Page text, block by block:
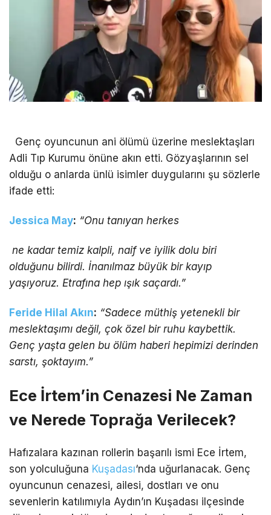
Genç oyuncunun ani ölümü üzerine meslektaşları
Adli Tıp Kurumu önüne akın etti. Gözyaşlarının sel
olduğu o anlarda ünlü isimler duygularını şu sözlerle
ifade etti:
Jessica May: “Onu tanıyan herkes
ne kadar temiz kalpli, naif ve iyilik dolu biri
olduğunu bilirdi. İnanılmaz büyük bir kayıp
yaşıyoruz. Etrafına hep ışık saçardı.”
Feride Hilal Akın: “Sadece müthiş yetenekli bir
meslektaşımı değil, çok özel bir ruhu kaybettik.
Genç yaşta gelen bu ölüm haberi hepimizi derinden
sarstı, şoktayım.”
Ece İrtem’in Cenazesi Ne Zaman
ve Nerede Toprağa Verilecek?
Hafızalara kazınan rollerin başarılı ismi Ece İrtem,
son yolculuğuna Kuşadası‘nda uğurlanacak. Genç
oyuncunun cenazesi, ailesi, dostları ve onu
sevenlerin katılımıyla Aydın’ın Kuşadası ilçesinde